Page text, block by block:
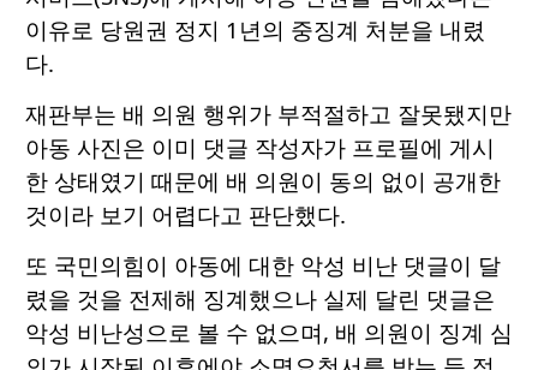
이유로 당원권 정지 1년의 중징계 처분을 내렸
다.
재판부는 배 의원 행위가 부적절하고 잘못됐지만
아동 사진은 이미 댓글 작성자가 프로필에 게시
한 상태였기 때문에 배 의원이 동의 없이 공개한
것이라 보기 어렵다고 판단했다.
또 국민의힘이 아동에 대한 악성 비난 댓글이 달
렸을 것을 전제해 징계했으나 실제 달린 댓글은
악성 비난성으로 볼 수 없으며, 배 의원이 징계 심